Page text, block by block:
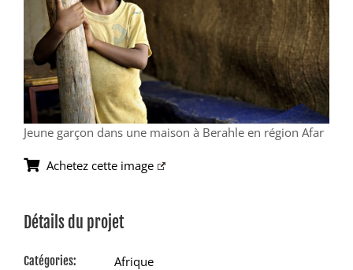
Jeune garçon dans une maison à Berahle en région Afar
Achetez cette image
Détails du projet
Catégories:
Afrique